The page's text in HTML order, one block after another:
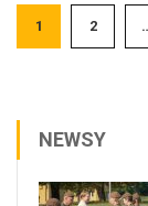
1 2
NEWSY